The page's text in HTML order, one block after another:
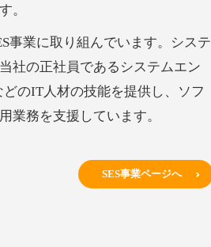
。
事業に取り組んでいます。システ
社の正社員であるシステムエン
のIT人材の技能を提供し、ソフ
業務を支援しています。
SES事業ページへ